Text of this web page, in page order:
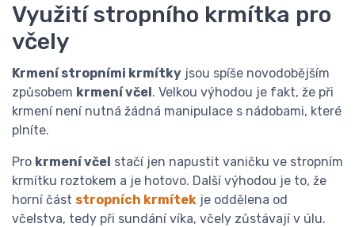
Využití stropního krmítka pro
včely
Krmení stropními krmítky jsou spíše novodobějším
způsobem krmení včel. Velkou výhodou je fakt, že při
krmení není nutná žádná manipulace s nádobami, které
plníte.
Pro krmení včel stačí jen napustit vaničku ve stropním
krmítku roztokem a je hotovo. Další výhodou je to, že
horní část stropních krmítek je oddělena od
včelstva, tedy při sundání víka, včely zůstávají v úlu.